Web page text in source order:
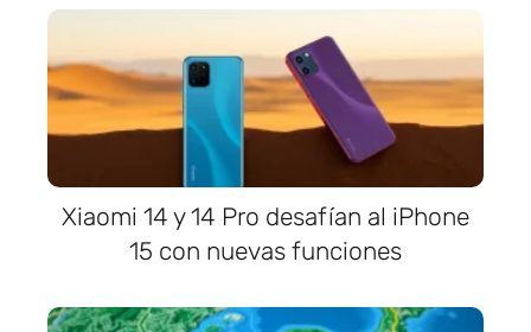
Xiaomi 14 y 14 Pro desafían al iPhone
15 con nuevas funciones